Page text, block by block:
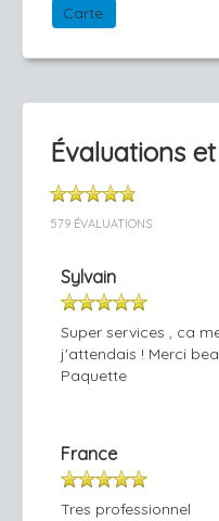
Carte
Évaluations
579 ÉVALUATIONS
Sylvain
Super services , ca
j'attendais ! Merci
Paquette
France
Tres professionnel